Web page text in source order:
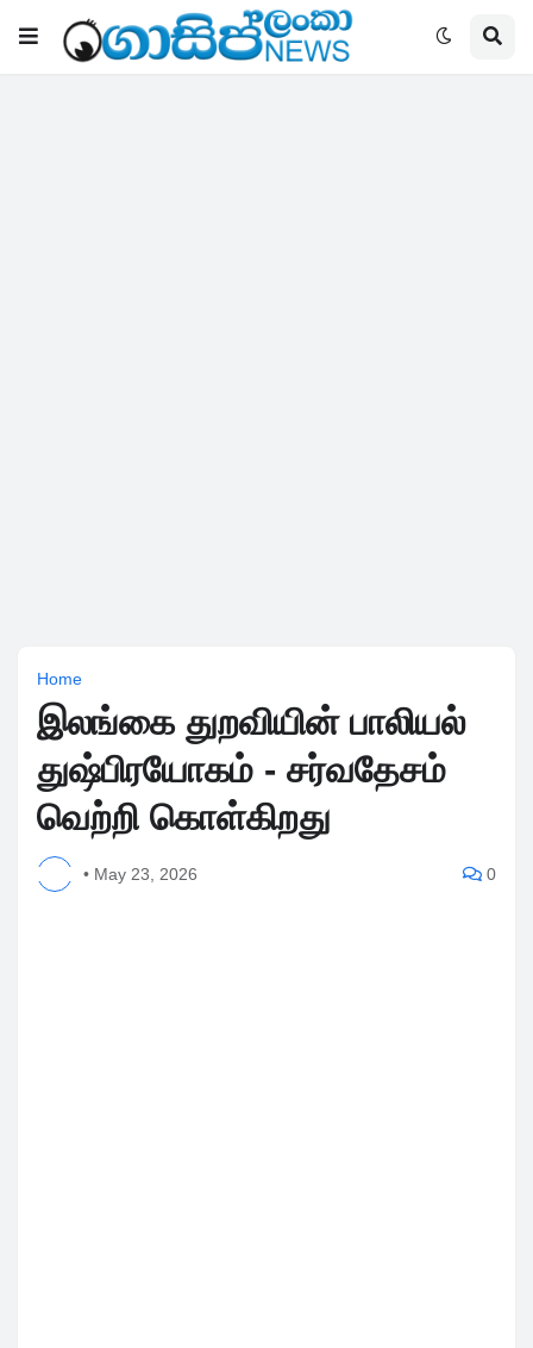
Home
இலங்கை துறவியின் பாலியல்
துஷ்பிரயோகம் - சர்வதேசம்
வெற்றி கொள்கிறது
• May 23, 2026 0